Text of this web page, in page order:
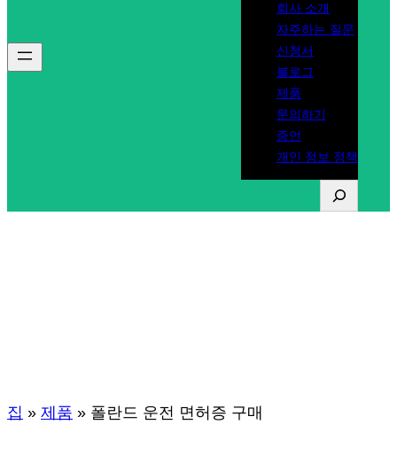
회사 소개
자주하는 질문
신청서
블로그
제품
문의하기
증언
개인 정보 정책
찾
집 » 제품 » 폴란드 운전 면허증 구매